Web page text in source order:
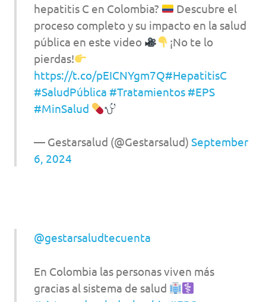
hepatitis C en Colombia?
Descubre el
proceso completo y su impacto en la salud
pública en este video
¡No te lo
pierdas!
https://t.co/pEICNYgm7Q#HepatitisC
#SaludPública #Tratamientos #EPS
#MinSalud
— Gestarsalud (@Gestarsalud) September
6, 2024
@gestarsaludtecuenta
En Colombia las personas viven más
gracias al sistema de salud